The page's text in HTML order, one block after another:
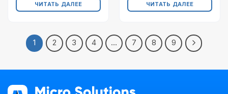
ЧИТАТЬ ДАЛЕЕ ЧИТАТЬ ДАЛЕЕ
1 2 3 4 … 7 8 9